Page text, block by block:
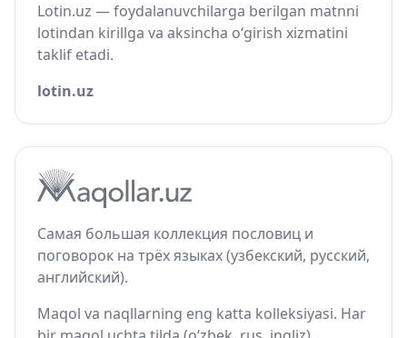
Lotin.uz — foydalanuvchilarga berilgan matnni
lotindan kirillga va aksincha o‘girish xizmatini
taklif etadi.
lotin.uz
Самая большая коллекция пословиц и
поговорок на трёх языках (узбекский, русский,
английский).
Maqol va naqllarning eng katta kolleksiyasi. Har